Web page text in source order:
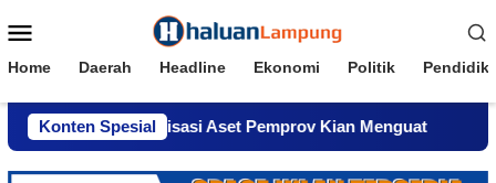
ke
Mobile
Home Daerah Headline Ekonomi Politik
Konten SpesialAset Pemprov Kian Menguat AWPI